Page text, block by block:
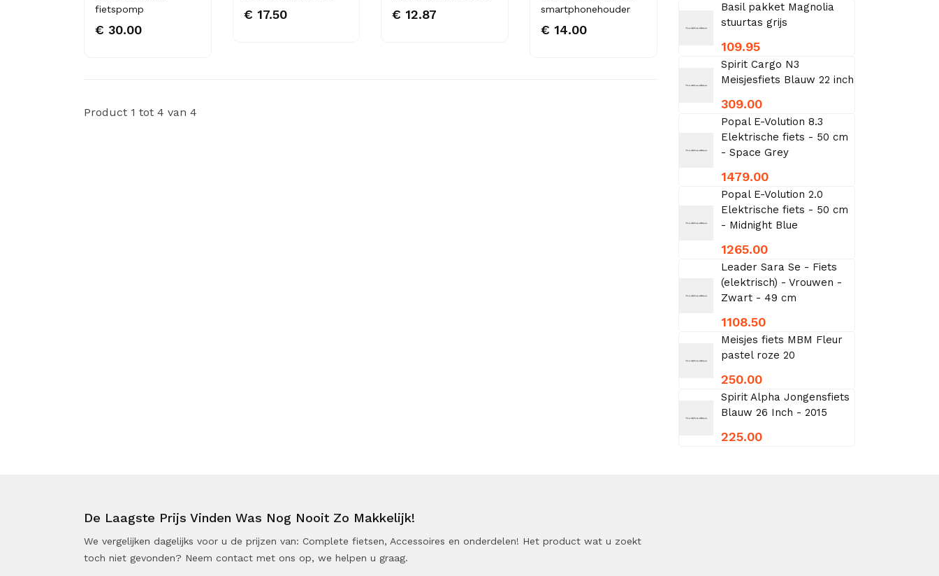
fietspomp
€ 30.00
€ 17.50 € 12.87
smartphonehouder
€ 14.00
Product 1 tot 4 van 4
Basil pakket Magnolia
stuurtas grijs
109.95
Spirit Cargo N3
Meisjesfiets Blauw 22 inch
309.00
Popal E-Volution 8.3
Elektrische fiets - 50 cm
- Space Grey
1479.00
Popal E-Volution 2.0
Elektrische fiets - 50 cm
- Midnight Blue
1265.00
Leader Sara Se - Fiets
(elektrisch) - Vrouwen -
Zwart - 49 cm
1108.50
Meisjes fiets MBM Fleur
pastel roze 20
250.00
Spirit Alpha Jongensfiets
Blauw 26 Inch - 2015
225.00
De Laagste Prijs Vinden Was Nog Nooit Zo Makkelijk!
We vergelijken dagelijks voor u de prijzen van: Complete fietsen, Accessoires en onderdelen! Het product wat u zoekt
toch niet gevonden? Neem contact met ons op, we helpen u graag.